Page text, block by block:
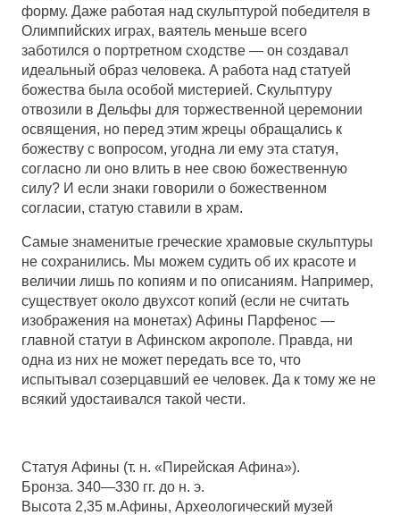
форму. Даже работая над скульптурой победителя в
Олимпийских играх, ваятель меньше всего
заботился о портретном сходстве — он создавал
идеальный образ человека. А работа над статуей
божества была особой мистерией. Скульптуру
отвозили в Дельфы для торжественной церемонии
освящения, но перед этим жрецы обращались к
божеству с вопросом, угодна ли ему эта статуя,
согласно ли оно влить в нее свою божественную
силу? И если знаки говорили о божественном
согласии, статую ставили в храм.
Самые знаменитые греческие храмовые скульптуры
не сохранились. Мы можем судить об их красоте и
величии лишь по копиям и по описаниям. Например,
существует около двухсот копий (если не считать
изображения на монетах) Афины Парфенос —
главной статуи в Афинском акрополе. Правда, ни
одна из них не может передать все то, что
испытывал созерцавший ее человек. Да к тому же не
всякий удостаивался такой чести.
Статуя Афины (т. н. «Пирейская Афина»).
Бронза. 340—330 гг. до н. э.
Высота 2,35 м.Афины, Археологический музей